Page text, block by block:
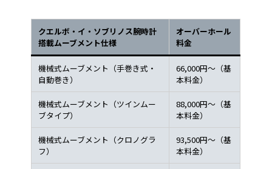
クエルボ・イ・ソブリノス腕時計
搭載ムーブメント仕様
オーバーホール
料金
機械式ムーブメント（手巻き式・
自動巻き）
66,000円～（基
本料金）
機械式ムーブメント（ツインムー
ブタイプ）
88,000円～（基
本料金）
機械式ムーブメント（クロノグラ
フ）
93,500円～（基
本料金）